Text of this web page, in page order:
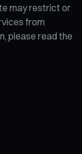
may restrict or
from
please read the